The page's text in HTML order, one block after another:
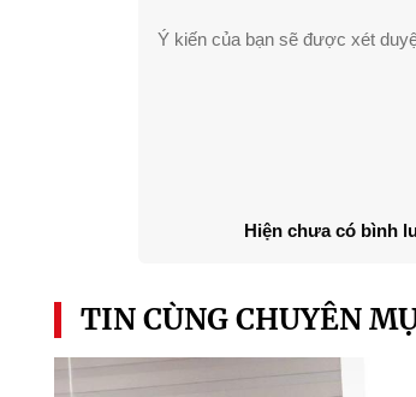
Ý kiến của bạn sẽ được xét
Hiện chưa có bình
TIN CÙNG CHUYÊN